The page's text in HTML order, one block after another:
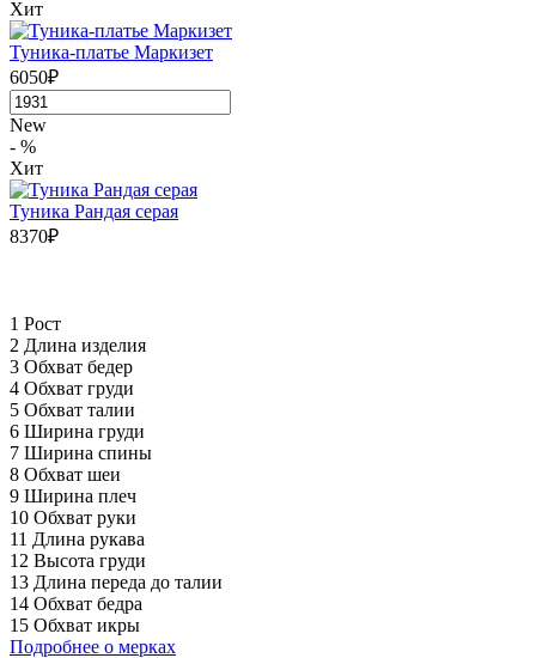
Хит
Туника-платье Маркизет
6050₽
New
- %
Хит
Туника Рандая серая
8370₽
1 Рост
2 Длина изделия
3 Обхват бедер
4 Обхват груди
5 Обхват талии
6 Ширина груди
7 Ширина спины
8 Обхват шеи
9 Ширина плеч
10 Обхват руки
11 Длина рукава
12 Высота груди
13 Длина переда до талии
14 Обхват бедра
15 Обхват икры
Подробнее о мерках